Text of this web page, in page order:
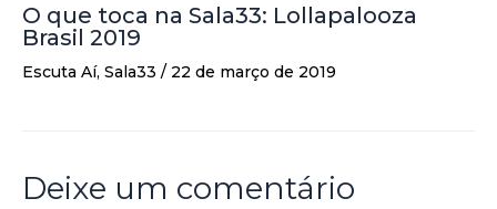
O que toca na Sala33: Lollapalooza
Brasil 2019
Escuta Aí, Sala33 / 22 de março de 2019
Deixe um comentário